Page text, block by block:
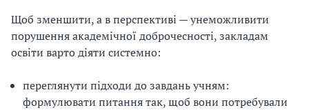
Щоб зменшити, а в перспективі — унеможливити
порушення академічної доброчесності, закладам
освіти варто діяти системно:
переглянути підходи до завдань учням:
формулювати питання так, щоб вони потребували